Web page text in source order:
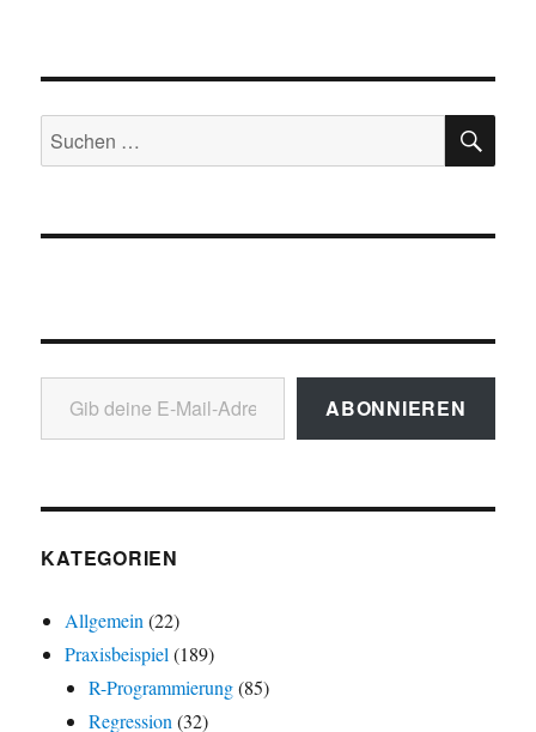
Suchen
nach:
Gib deine E-Mail-Adresse ein ...
ABONNIEREN
KATEGORIEN
Allgemein (22)
Praxisbeispiel (189)
R-Programmierung(85)
Regression (32)